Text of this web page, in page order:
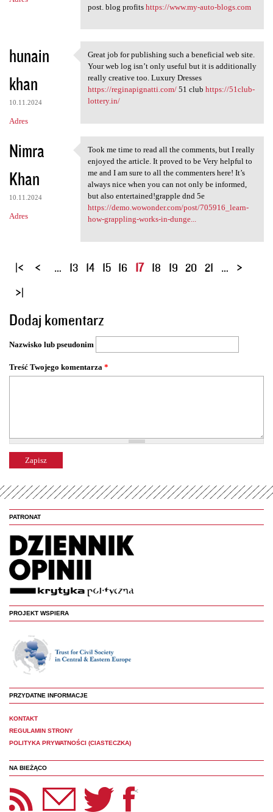
post. blog profits https://www.my-auto-blogs.com
hunain
khan
10.11.2024
Adres
Great job for publishing such
Great job for publishing such a beneficial web site.
Your web log isn’t only useful but it is additionally
really creative too. Luxury Dresses
https://reginapignatti.com/51 club https://51club-
lottery.in/
Nimra
Khan
10.11.2024
Adres
Took me time to read all the
Took me time to read all the comments, but I really
enjoyed the article. It proved to be Very helpful to
me and I am sure to all the commenters here! It’s
always nice when you can not only be informed,
but also entertained!grapple dnd 5e
https://demo.wowonder.com/post/705916_learn-
how-grappling-works-in-dunge...
S
o
n
y
… 13 14 15 16 17 18 19 20 21 …
Dodaj komentarz
Nazwisko lub pseudonim
Treść Twojego komentarza *
PATRONAT
PROJEKT WSPIERA
PRZYDATNE INFORMACJE
KONTAKT
REGULAMIN STRONY
POLITYKA PRYWATNOŚCI (CIASTECZKA)
NA BIEŻĄCO
Panoptyka Facebook <